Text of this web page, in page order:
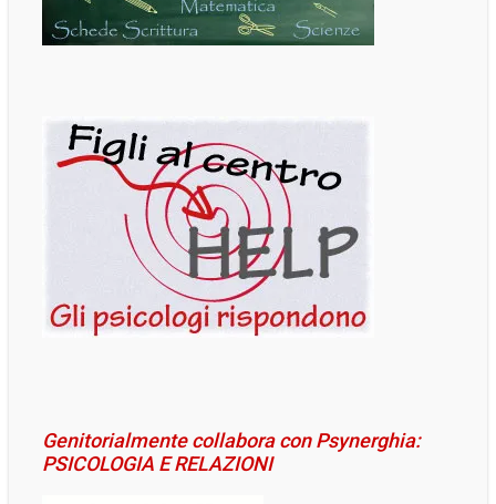
Genitorialmente collabora con Psynerghia:
PSICOLOGIA E RELAZIONI